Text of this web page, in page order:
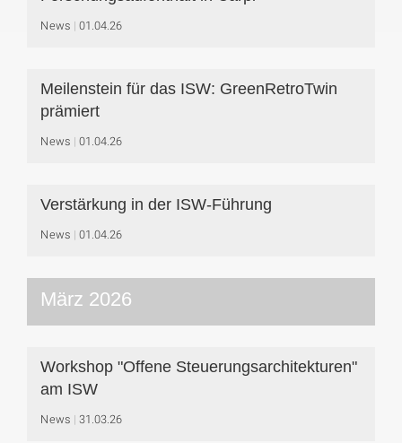
News 01.04.26
Meilenstein für das ISW: GreenRetroTwin
prämiert
News 01.04.26
Verstärkung in der ISW-Führung
News 01.04.26
März 2026
Workshop "Offene Steuerungsarchitekturen"
am ISW
News 31.03.26